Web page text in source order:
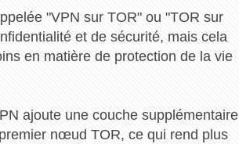
"VPN sur TOR" ou "TOR sur
et de sécurité, mais cela
en matière de protection de la vie
ajoute une couche supplémentaire
nœud TOR, ce qui rend plus